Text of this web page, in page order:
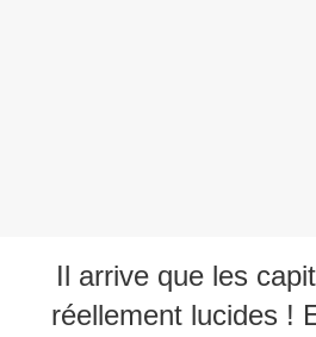
Il arrive que les
réellement lucides !